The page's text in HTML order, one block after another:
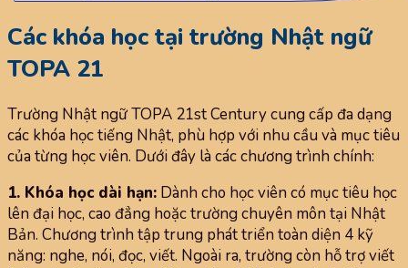
Các khóa học tại trường Nhật ngữ
TOPA 21
Trường Nhật ngữ TOPA 21st Century cung cấp đa dạng
các khóa học tiếng Nhật, phù hợp với nhu cầu và mục tiêu
của từng học viên. Dưới đây là các chương trình chính:
1. Khóa học dài hạn: Dành cho học viên có mục tiêu học
lên đại học, cao đẳng hoặc trường chuyên môn tại Nhật
Bản. Chương trình tập trung phát triển toàn diện 4 kỹ
năng: nghe, nói, đọc, viết. Ngoài ra, trường còn hỗ trợ viết